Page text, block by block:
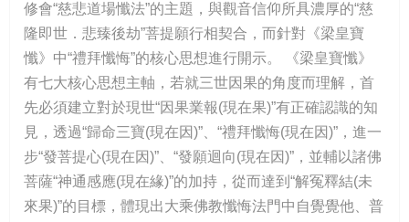
修會“慈悲道場懺法”的主題，與觀音信仰所具濃厚的“慈
隆即世．悲臻後劫”菩提願行相契合，而針對《梁皇寶
懺》中“禮拜懺悔”的核心思想進行開示。 《梁皇寶懺》
有七大核心思想主軸，若就三世因果的角度而理解，首
先必須建立對於現世“因果業報(現在果)”有正確認識的知
見，透過“歸命三寶(現在因)”、“禮拜懺悔(現在因)”，進一
步“發菩提心(現在因)”、“發願迴向(現在因)”，並輔以諸佛
菩薩“神通感應(現在緣)”的加持，從而達到“解冤釋結(未
來果)”的目標，體現出大乘佛教懺悔法門中自覺覺他、普